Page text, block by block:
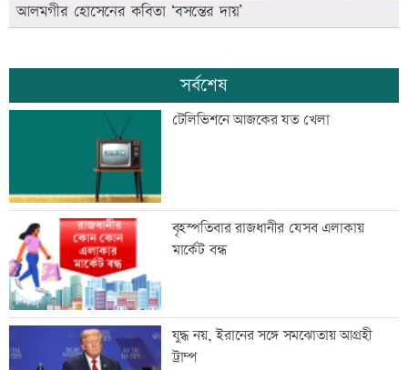
আলমগীর হোসেনের কবিতা ‘বসন্তের দায়’
সর্বশেষ
টেলিভিশনে আজকের যত খেলা
বৃহস্পতিবার রাজধানীর যেসব এলাকায়
মার্কেট বন্ধ
যুদ্ধ নয়, ইরানের সঙ্গে সমঝোতায় আগ্রহী
ট্রাম্প